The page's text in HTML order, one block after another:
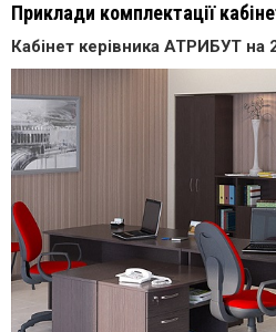
Приклади комплектації
Кабінет керівника АТРИБУТ на